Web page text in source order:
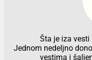
Šta je iza
Jednom nedeljno
vestima i